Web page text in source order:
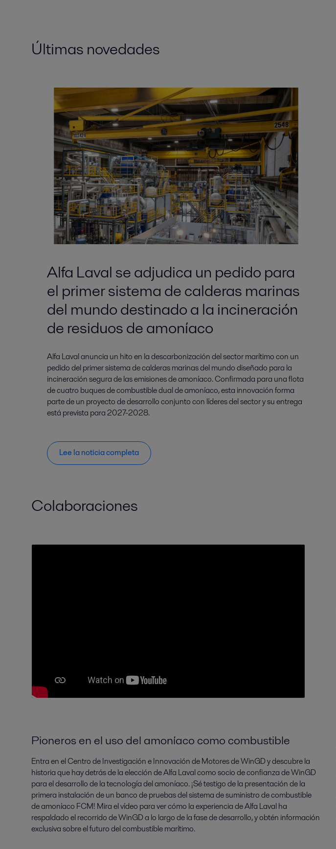
Últimas novedades
Alfa Laval se adjudica un pedido para
el primer sistema de calderas marinas
del mundo destinado a la incineración
de residuos de amoníaco
Alfa Laval anuncia un hito en la descarbonización del sector marítimo con un
pedido del primer sistema de calderas marinas del mundo diseñado para la
incineración segura de las emisiones de amoníaco. Confirmada para una flota
de cuatro buques de combustible dual de amoníaco, esta innovación forma
parte de un proyecto de desarrollo conjunto con líderes del sector y su entrega
está prevista para 2027-2028.
Lee la noticia completa
Colaboraciones
Pioneros en el uso del amoníaco como combustible
Entra en el Centro de Investigación e Innovación de Motores de WinGD y descubre la
historia que hay detrás de la elección de Alfa Laval como socio de confianza de WinGD
para el desarrollo de la tecnología del amoníaco. ¡Sé testigo de la presentación de la
primera instalación de un banco de pruebas del sistema de suministro de combustible
de amoníaco FCM! Mira el vídeo para ver cómo la experiencia de Alfa Laval ha
respaldado el recorrido de WinGD a lo largo de la fase de desarrollo, y obtén información
exclusiva sobre el futuro del combustible marítimo.